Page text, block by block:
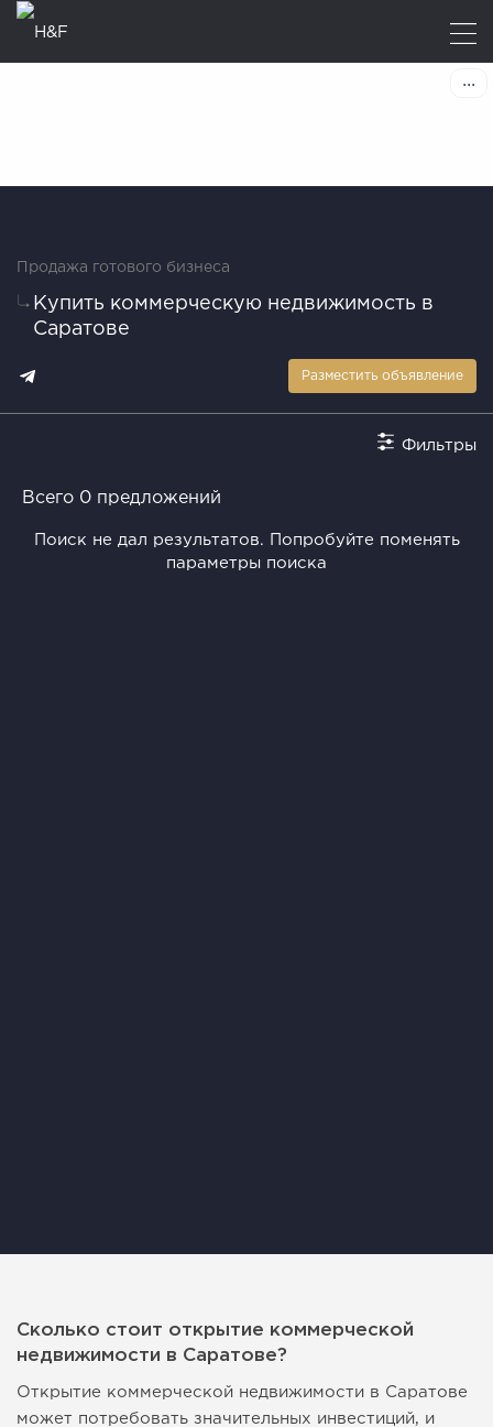
Продажа готового бизнеса
Купить коммерческую недвижимость в
Саратове
Разместить объявление
Фильтры
Всего 0 предложений
Поиск не дал результатов. Попробуйте поменять
параметры поиска
Сколько стоит открытие коммерческой
недвижимости в Саратове?
Открытие коммерческой недвижимости в Саратове
может потребовать значительных инвестиций, и